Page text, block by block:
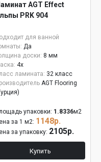
AGT Effect
PRK 904
для ванной
Да
доски: 8 мм
4x
ламината: 32 класс
AGT Flooring
упаковки: 1.8336м2
за 1 м2: 1148р.
за упаковку: 2105р.
Купить